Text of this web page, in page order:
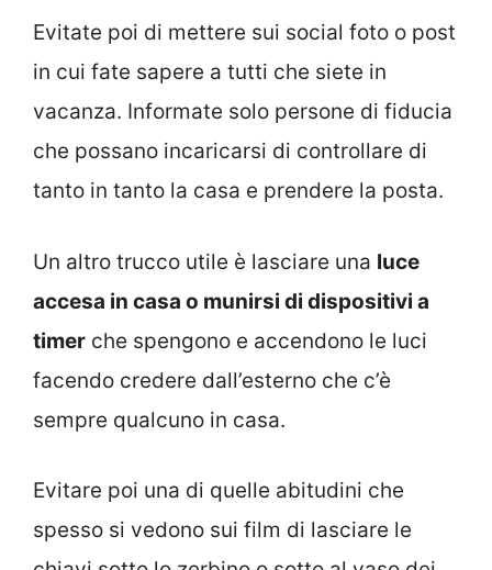
Evitate poi di mettere sui social foto o post
in cui fate sapere a tutti che siete in
vacanza. Informate solo persone di fiducia
che possano incaricarsi di controllare di
tanto in tanto la casa e prendere la posta.
Un altro trucco utile è lasciare una luce
accesa in casa o munirsi di dispositivi a
timer che spengono e accendono le luci
facendo credere dall’esterno che c’è
sempre qualcuno in casa.
Evitare poi una di quelle abitudini che
spesso si vedono sui film di lasciare le